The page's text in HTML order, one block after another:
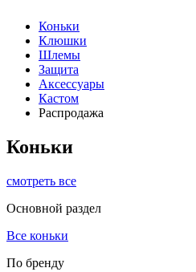
Коньки
Клюшки
Шлемы
Защита
Аксессуары
Кастом
Распродажа
Коньки
смотреть все
Основной раздел
Все коньки
По бренду